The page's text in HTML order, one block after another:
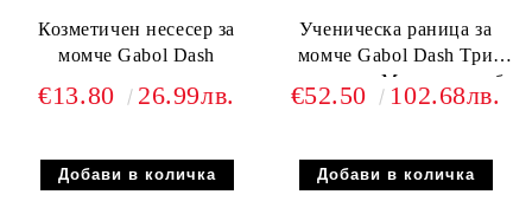
Козметичен несесер за
момче Gabol Dash
€13.80 26.99лв.
Ученическа раница за
момче Gabol Dash Три
отделения Мрежест гръб
€52.50 102.68лв.